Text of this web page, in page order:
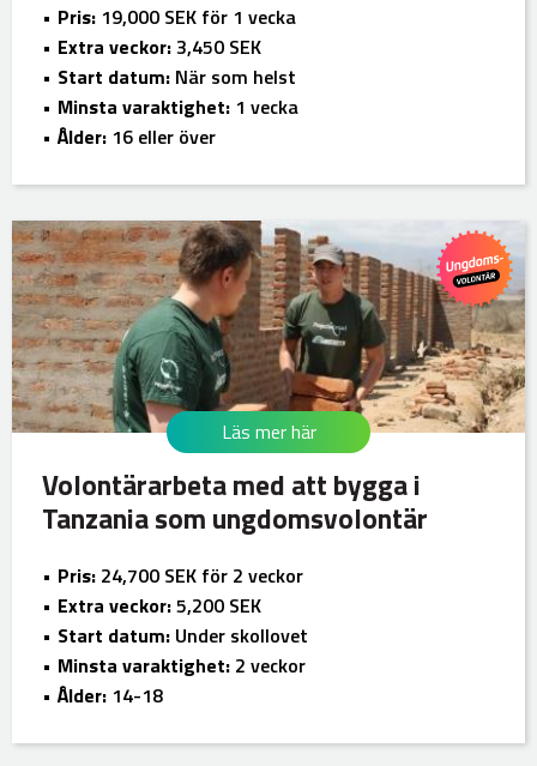
Pris: 19,000 SEK för 1 vecka
Extra veckor:3,450 SEK
Start datum: När som helst
Minsta varaktighet: 1 vecka
Ålder: 16 eller över
Volontärarbeta med att bygga i
Tanzania som ungdomsvolontär
Läs mer här
Pris: 24,700 SEK för 2 veckor
Extra veckor:5,200 SEK
Start datum: Under skollovet
Minsta varaktighet: 2 veckor
Ålder: 14-18